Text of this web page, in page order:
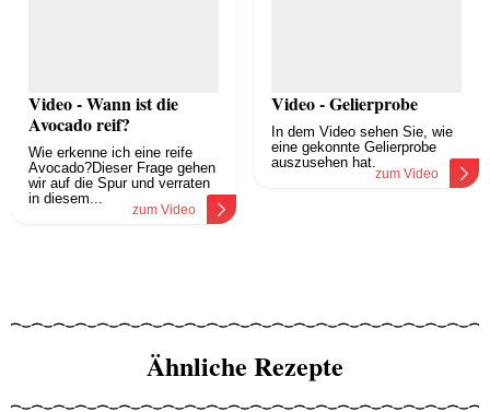
Video - Wann ist die
Avocado reif?
Wie erkenne ich eine reife
Avocado?Dieser Frage gehen
wir auf die Spur und verraten
in diesem...
zum Video
Video - Gelierprobe
In dem Video sehen Sie, wie
eine gekonnte Gelierprobe
auszusehen hat.
zum Video
Ähnliche Rezepte